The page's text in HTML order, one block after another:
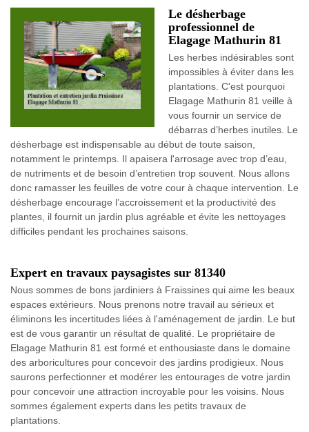
Le désherbage
professionnel de
Elagage Mathurin 81
Les herbes indésirables sont
impossibles à éviter dans les
plantations. C'est pourquoi
Elagage Mathurin 81 veille à
vous fournir un service de
débarras d’herbes inutiles. Le
désherbage est indispensable au début de toute saison,
notamment le printemps. Il apaisera l'arrosage avec trop d’eau,
de nutriments et de besoin d’entretien trop souvent. Nous allons
donc ramasser les feuilles de votre cour à chaque intervention. Le
désherbage encourage l’accroissement et la productivité des
plantes, il fournit un jardin plus agréable et évite les nettoyages
difficiles pendant les prochaines saisons.
Expert en travaux paysagistes sur 81340
Nous sommes de bons jardiniers à Fraissines qui aime les beaux
espaces extérieurs. Nous prenons notre travail au sérieux et
éliminons les incertitudes liées à l'aménagement de jardin. Le but
est de vous garantir un résultat de qualité. Le propriétaire de
Elagage Mathurin 81 est formé et enthousiaste dans le domaine
des arboricultures pour concevoir des jardins prodigieux. Nous
saurons perfectionner et modérer les entourages de votre jardin
pour concevoir une attraction incroyable pour les voisins. Nous
sommes également experts dans les petits travaux de
plantations.